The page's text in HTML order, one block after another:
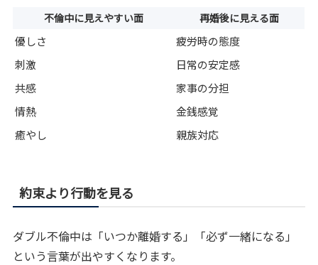
不倫中に見えやすい面 再婚後に見える面
優しさ
疲労時の態度
刺激
日常の安定感
共感
家事の分担
情熱
金銭感覚
癒やし
親族対応
約束より行動を見る
ダブル不倫中は「いつか離婚する」「必ず一緒になる」
という言葉が出やすくなります。